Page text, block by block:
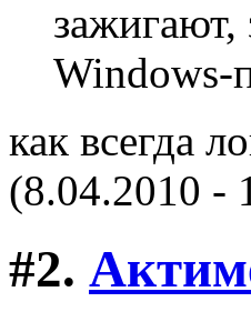
Windows-
как всегда
(8.04.2010 -
#2.